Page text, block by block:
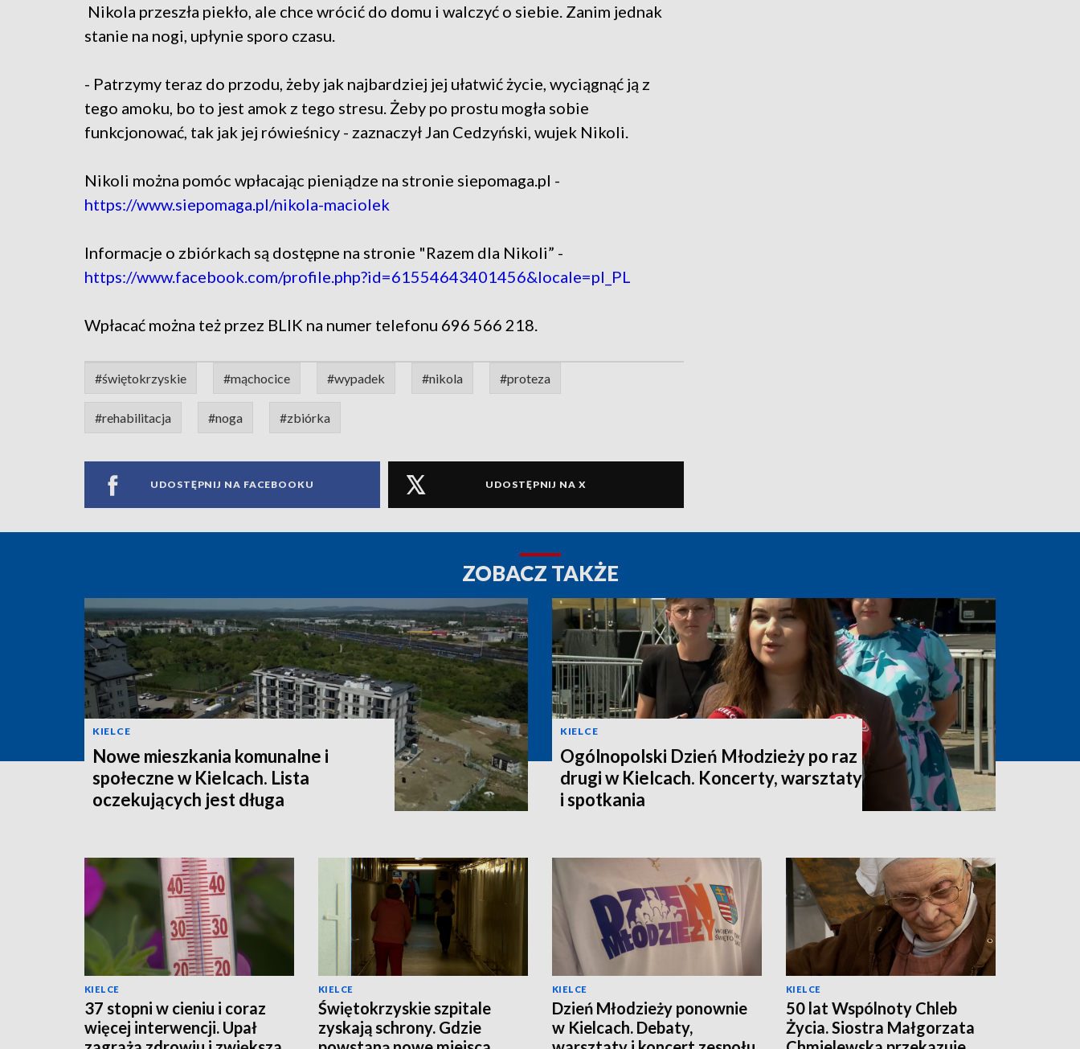
Nikola przeszła piekło, ale chce wrócić do domu i walczyć o siebie. Zanim jednak
stanie na nogi, upłynie sporo czasu.
- Patrzymy teraz do przodu, żeby jak najbardziej jej ułatwić życie, wyciągnąć ją z
tego amoku, bo to jest amok z tego stresu. Żeby po prostu mogła sobie
funkcjonować, tak jak jej rówieśnicy - zaznaczył Jan Cedzyński, wujek Nikoli.
Nikoli można pomóc wpłacając pieniądze na stronie siepomaga.pl -
https://www.siepomaga.pl/nikola-maciolek
Informacje o zbiórkach są dostępne na stronie "Razem dla Nikoli” -
https://www.facebook.com/profile.php?id=61554643401456&locale=pl_PL
Wpłacać można też przez BLIK na numer telefonu 696 566 218.
#świętokrzyskie #mąchocice #wypadek #nikola #proteza
#rehabilitacja #noga #zbiórka
UDOSTĘPNIJ NA FACEBOOKU UDOSTĘPNIJ NA X
ZOBACZ TAKŻE
KIELCE
Nowe mieszkania komunalne i
społeczne w Kielcach. Lista
oczekujących jest długa
KIELCE
Ogólnopolski Dzień Młodzieży po raz
drugi w Kielcach. Koncerty, warsztaty
i spotkania
KIELCE
37 stopni w cieniu i coraz
więcej interwencji. Upał
KIELCE
Świętokrzyskie szpitale
zyskają schrony. Gdzie
KIELCE
Dzień Młodzieży ponownie
w Kielcach. Debaty,
KIELCE
50 lat Wspólnoty Chleb
Życia. Siostra Małgorzata